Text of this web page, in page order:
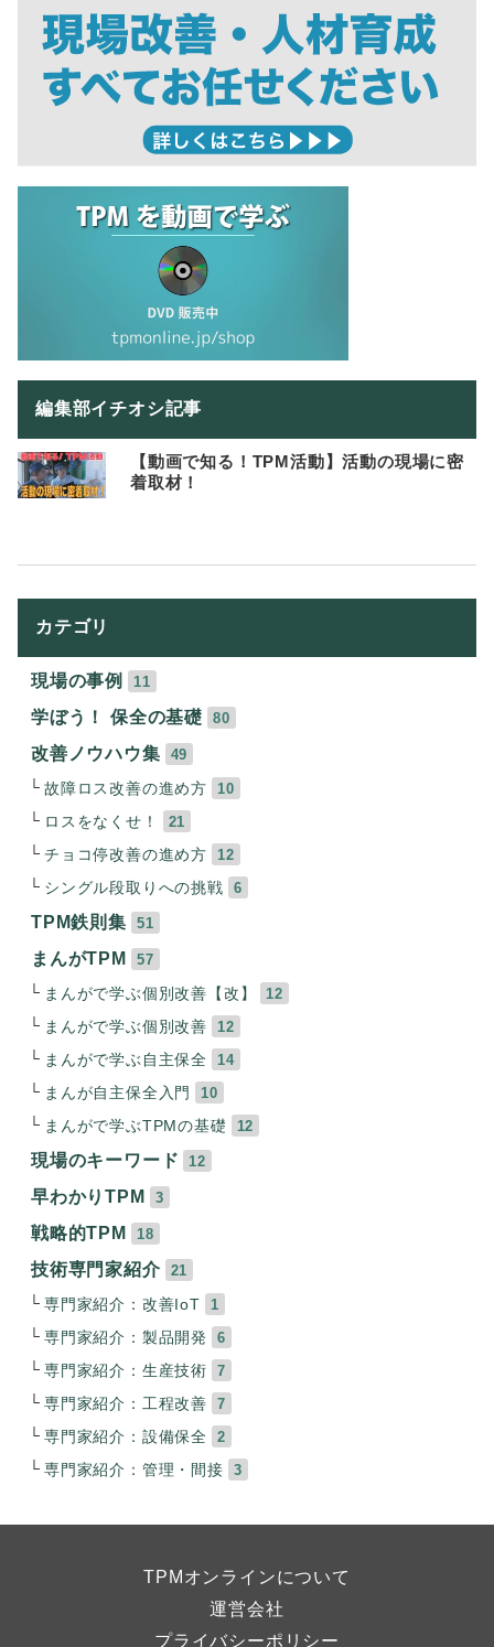
編集部イチオシ記事
【動画で知る！TPM活動】活動の現場に密
着取材！
カテゴリ
現場の事例 11
学ぼう！ 保全の基礎 80
改善ノウハウ集 49
故障ロス改善の進め方
10
ロスをなくせ！
21
チョコ停改善の進め方
12
シングル段取りへの挑戦
6
TPM鉄則集 51
まんがTPM 57
まんがで学ぶ個別改善【改】
12
まんがで学ぶ個別改善
12
まんがで学ぶ自主保全
14
まんが自主保全入門
10
まんがで学ぶTPMの基礎
12
現場のキーワード 12
早わかりTPM 3
戦略的TPM 18
技術専門家紹介 21
専門家紹介：改善IoT
1
専門家紹介：製品開発
6
専門家紹介：生産技術
7
専門家紹介：工程改善
7
専門家紹介：設備保全
2
専門家紹介：管理・間接
3
TPMオンラインについて
運営会社
プライバシーポリシー